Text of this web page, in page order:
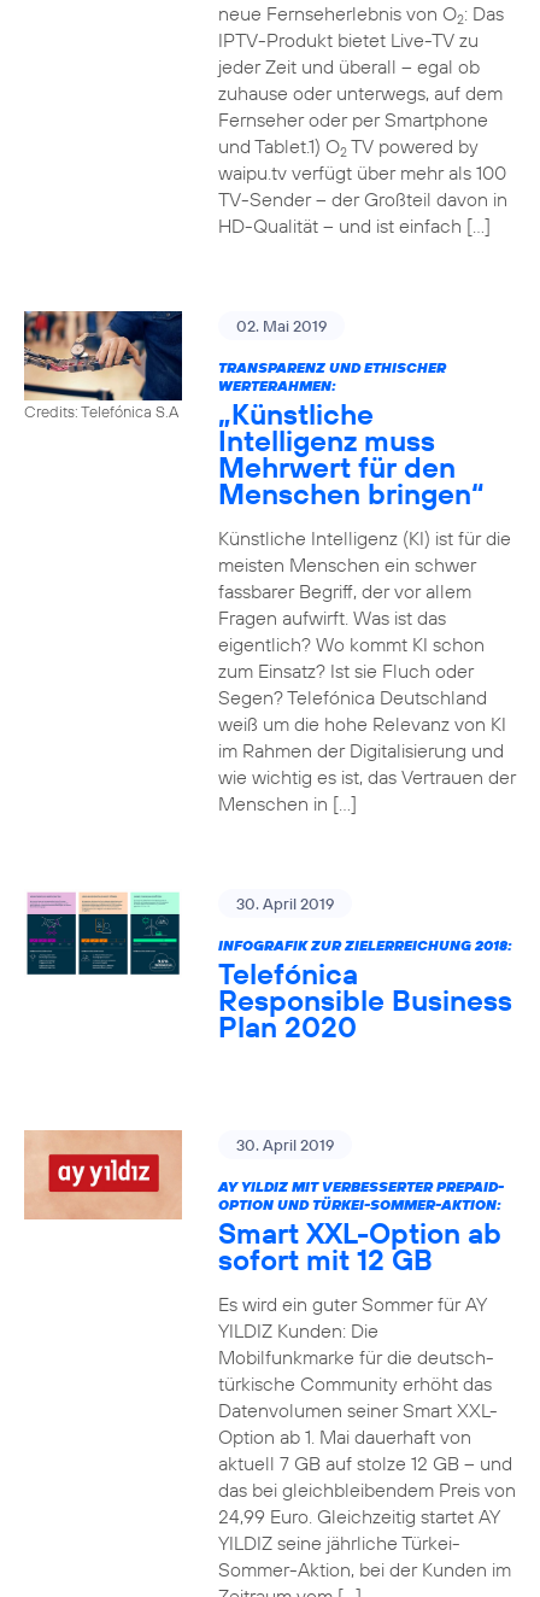
neue Fernseherlebnis von O2: Das
IPTV-Produkt bietet Live-TV zu
jeder Zeit und überall – egal ob
zuhause oder unterwegs, auf dem
Fernseher oder per Smartphone
und Tablet.1) O2TV powered by
waipu.tv verfügt über mehr als 100
TV-Sender – der Großteil davon in
HD-Qualität – und ist einfach […]
Credits: Telefónica S.A
02. Mai 2019
TRANSPARENZ UND ETHISCHER
WERTERAHMEN:
„Künstliche
Intelligenz muss
Mehrwert für den
Menschen bringen“
Künstliche Intelligenz (KI) ist für die
meisten Menschen ein schwer
fassbarer Begriff, der vor allem
Fragen aufwirft. Was ist das
eigentlich? Wo kommt KI schon
zum Einsatz? Ist sie Fluch oder
Segen? Telefónica Deutschland
weiß um die hohe Relevanz von KI
im Rahmen der Digitalisierung und
wie wichtig es ist, das Vertrauen der
Menschen in […]
30. April 2019
INFOGRAFIK ZUR ZIELERREICHUNG 2018:
Telefónica
Responsible Business
Plan 2020
30. April 2019
AY YILDIZ MIT VERBESSERTER PREPAID-
OPTION UND TÜRKEI-SOMMER-AKTION:
Smart XXL-Option ab
sofort mit 12 GB
Es wird ein guter Sommer für AY
YILDIZ Kunden: Die
Mobilfunkmarke für die deutsch-
türkische Community erhöht das
Datenvolumen seiner Smart XXL-
Option ab 1. Mai dauerhaft von
aktuell 7 GB auf stolze 12 GB – und
das bei gleichbleibendem Preis von
24,99 Euro. Gleichzeitig startet AY
YILDIZ seine jährliche Türkei-
Sommer-Aktion, bei der Kunden im